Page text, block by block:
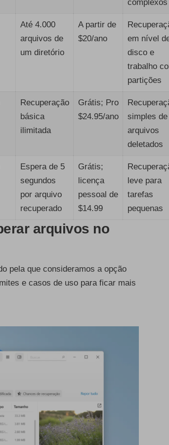
complexos
Até 4.000
arquivos de
um diretório
A partir de
$20/ano
em nível
disco e
trabalho
partições
Recuperação
básica
ilimitada
Grátis; Pro
$24.95/ano
simples de
arquivos
deletados
Espera de 5
segundos
por arquivo
recuperado
Grátis;
licença
pessoal de
$14.99
leve para
tarefas
pequenas
arquivos no
pela que consideramos a opção
e casos de uso para ficar mais